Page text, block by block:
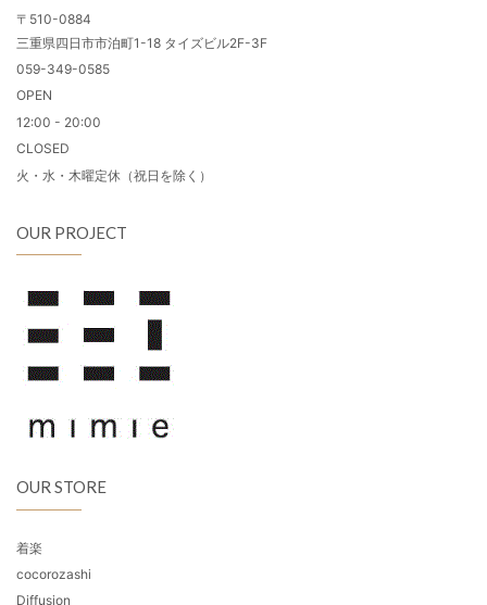
〒510-0884
三重県四日市市泊町1-18 タイズビル2F-3F
059-349-0585
OPEN
12:00 - 20:00
CLOSED
火・水・木曜定休（祝日を除く）
OUR PROJECT
OUR STORE
着楽
cocorozashi
Diffusion